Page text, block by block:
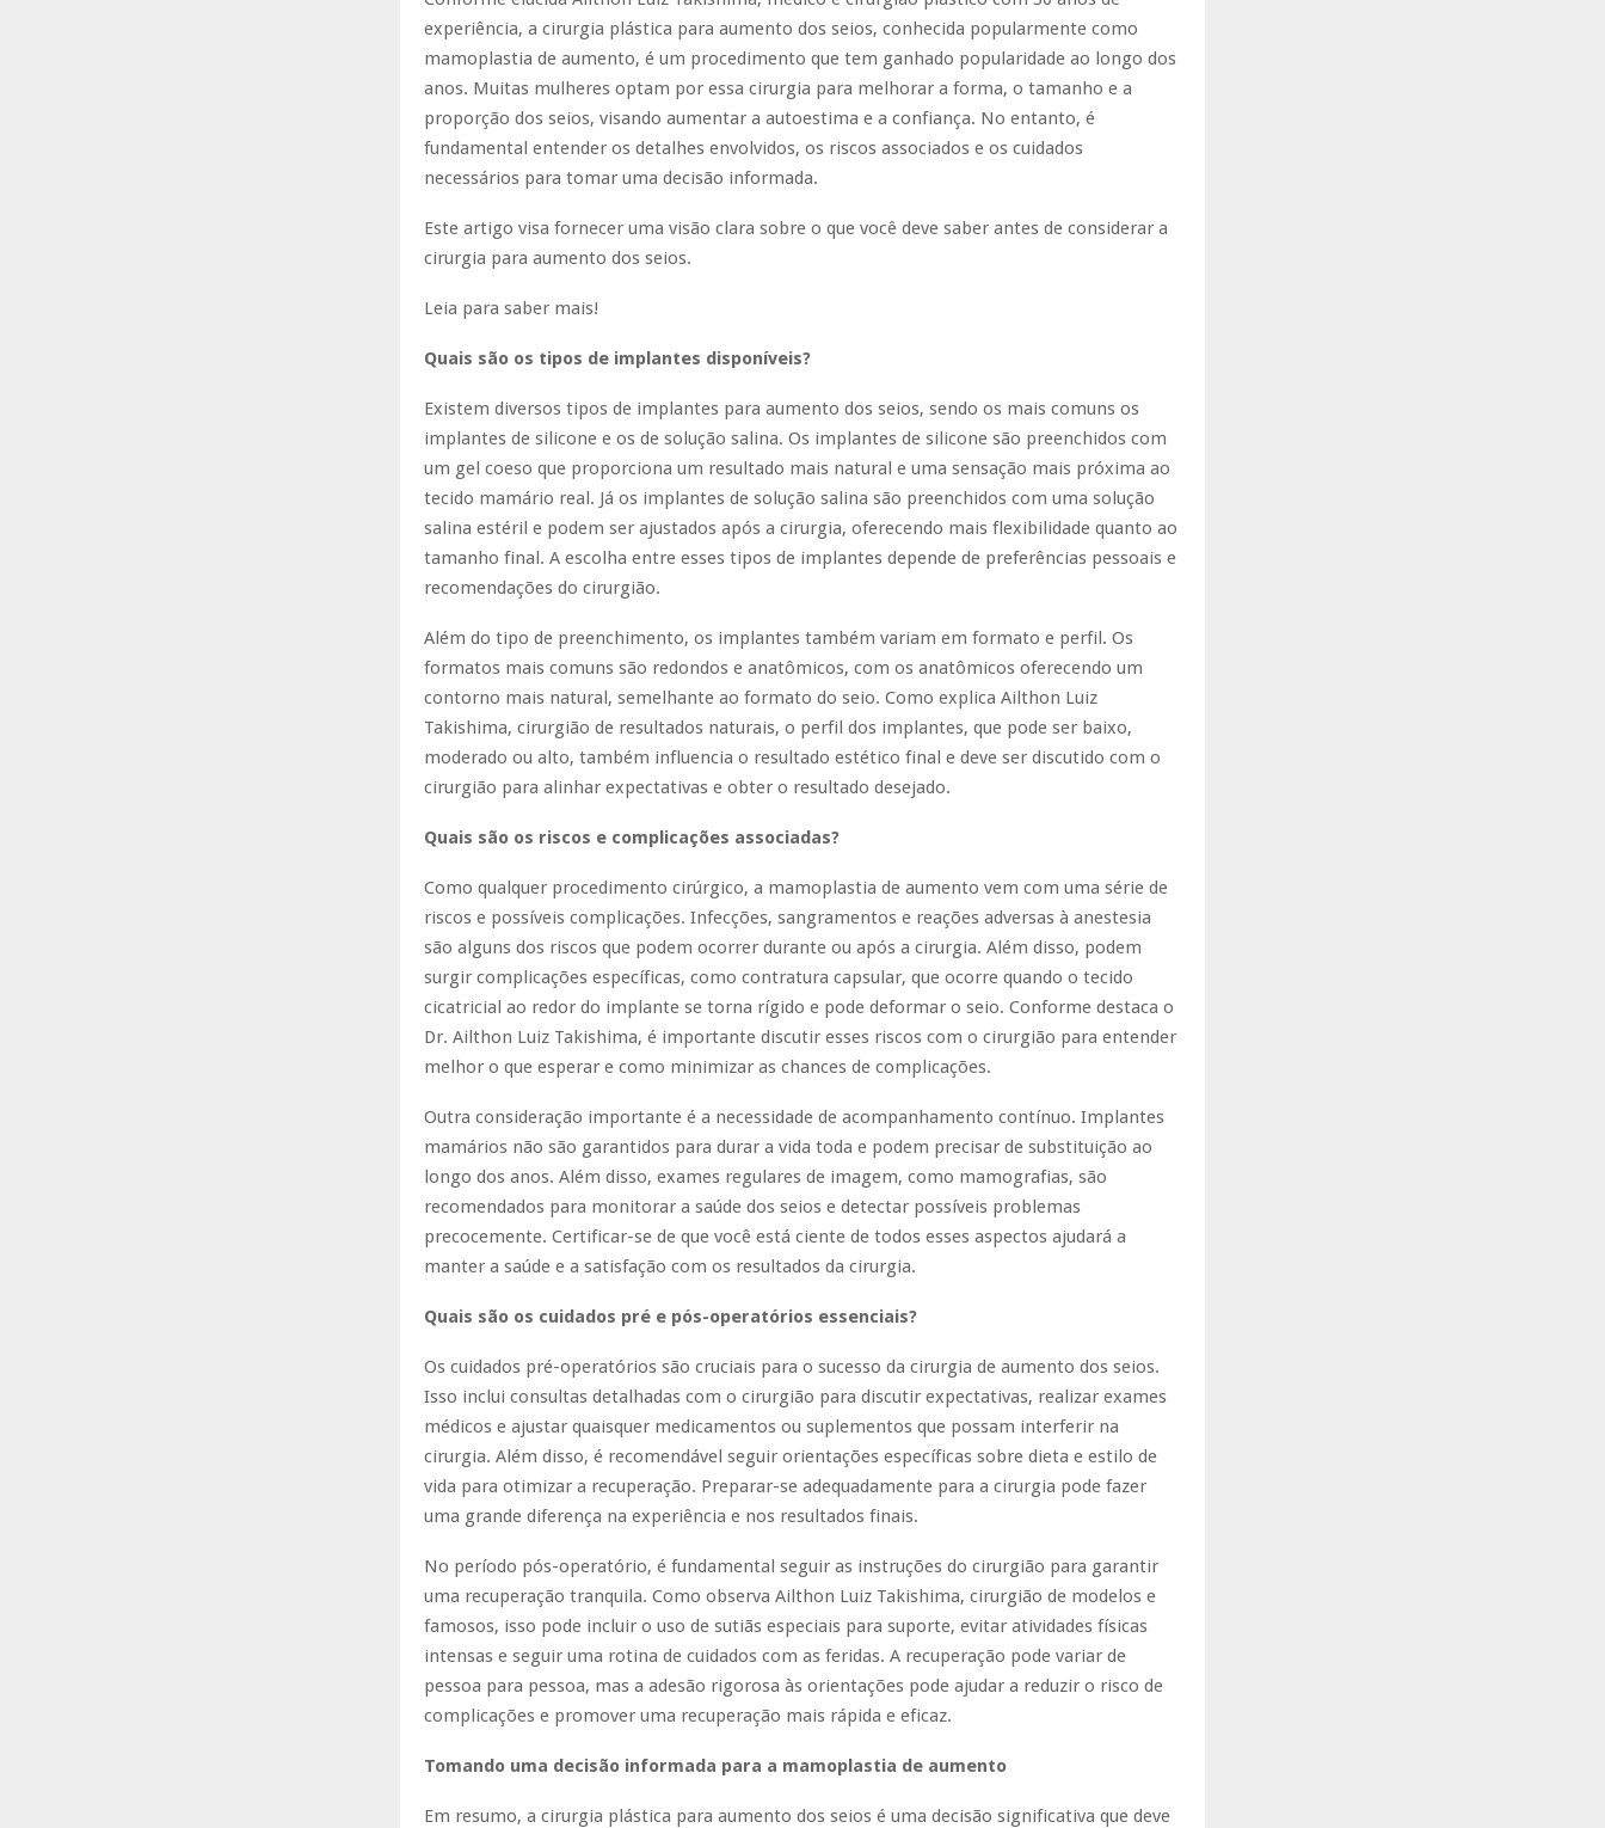
experiência, a cirurgia plástica para aumento dos seios, conhecida popularmente como
mamoplastia de aumento, é um procedimento que tem ganhado popularidade ao longo dos
anos. Muitas mulheres optam por essa cirurgia para melhorar a forma, o tamanho e a
proporção dos seios, visando aumentar a autoestima e a confiança. No entanto, é
fundamental entender os detalhes envolvidos, os riscos associados e os cuidados
necessários para tomar uma decisão informada.
Este artigo visa fornecer uma visão clara sobre o que você deve saber antes de considerar a
cirurgia para aumento dos seios.
Leia para saber mais!
Quais são os tipos de implantes disponíveis?
Existem diversos tipos de implantes para aumento dos seios, sendo os mais comuns os
implantes de silicone e os de solução salina. Os implantes de silicone são preenchidos com
um gel coeso que proporciona um resultado mais natural e uma sensação mais próxima ao
tecido mamário real. Já os implantes de solução salina são preenchidos com uma solução
salina estéril e podem ser ajustados após a cirurgia, oferecendo mais flexibilidade quanto ao
tamanho final. A escolha entre esses tipos de implantes depende de preferências pessoais e
recomendações do cirurgião.
Além do tipo de preenchimento, os implantes também variam em formato e perfil. Os
formatos mais comuns são redondos e anatômicos, com os anatômicos oferecendo um
contorno mais natural, semelhante ao formato do seio. Como explica Ailthon Luiz
Takishima, cirurgião de resultados naturais, o perfil dos implantes, que pode ser baixo,
moderado ou alto, também influencia o resultado estético final e deve ser discutido com o
cirurgião para alinhar expectativas e obter o resultado desejado.
Quais são os riscos e complicações associadas?
Como qualquer procedimento cirúrgico, a mamoplastia de aumento vem com uma série de
riscos e possíveis complicações. Infecções, sangramentos e reações adversas à anestesia
são alguns dos riscos que podem ocorrer durante ou após a cirurgia. Além disso, podem
surgir complicações específicas, como contratura capsular, que ocorre quando o tecido
cicatricial ao redor do implante se torna rígido e pode deformar o seio. Conforme destaca o
Dr. Ailthon Luiz Takishima, é importante discutir esses riscos com o cirurgião para entender
melhor o que esperar e como minimizar as chances de complicações.
Outra consideração importante é a necessidade de acompanhamento contínuo. Implantes
mamários não são garantidos para durar a vida toda e podem precisar de substituição ao
longo dos anos. Além disso, exames regulares de imagem, como mamografias, são
recomendados para monitorar a saúde dos seios e detectar possíveis problemas
precocemente. Certificar-se de que você está ciente de todos esses aspectos ajudará a
manter a saúde e a satisfação com os resultados da cirurgia.
Quais são os cuidados pré e pós-operatórios essenciais?
Os cuidados pré-operatórios são cruciais para o sucesso da cirurgia de aumento dos seios.
Isso inclui consultas detalhadas com o cirurgião para discutir expectativas, realizar exames
médicos e ajustar quaisquer medicamentos ou suplementos que possam interferir na
cirurgia. Além disso, é recomendável seguir orientações específicas sobre dieta e estilo de
vida para otimizar a recuperação. Preparar-se adequadamente para a cirurgia pode fazer
uma grande diferença na experiência e nos resultados finais.
No período pós-operatório, é fundamental seguir as instruções do cirurgião para garantir
uma recuperação tranquila. Como observa Ailthon Luiz Takishima, cirurgião de modelos e
famosos, isso pode incluir o uso de sutiãs especiais para suporte, evitar atividades físicas
intensas e seguir uma rotina de cuidados com as feridas. A recuperação pode variar de
pessoa para pessoa, mas a adesão rigorosa às orientações pode ajudar a reduzir o risco de
complicações e promover uma recuperação mais rápida e eficaz.
Tomando uma decisão informada para a mamoplastia de aumento
Em resumo, a cirurgia plástica para aumento dos seios é uma decisão significativa que deve